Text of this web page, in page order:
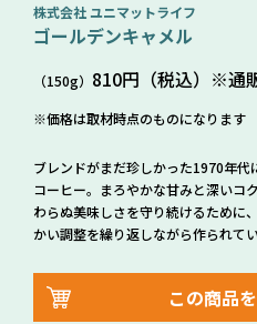
株式会社 ユニマットライフ
ゴールデンキャメル
（150g） 810円（税込）※通
価格は取材時点のものになります
ブレンドがまだ珍しかった1970年
コーヒー。まろやかな甘みと深いコ
わらぬ美味しさを守り続けるために
かい調整を繰り返しながら作られてい
この商品